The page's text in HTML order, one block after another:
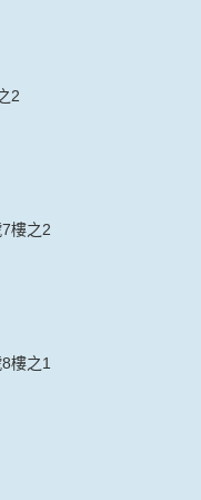
相關資料，當您註冊
即取得您的資料。
詢時，伺服器自行產
位址、使用時間、使
本網站內部所瀏覽的
則本網站不會也無法
站網刊登廣告之廠
的資料。對於您主動
網站有其個別的私權
後，傳送商業性資料
電子郵件上註明是由
提供您能隨時停止接
識別資料。
2
樓之2
樓之1